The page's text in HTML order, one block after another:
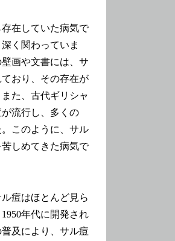
在していた病気で
く関わっていま
画や文書には、サ
おり、その存在が
た、古代ギリシャ
流行し、多くの
このように、サル
しめてきた病気で
痘はほとんど見ら
年代に開発され
及により、サル痘